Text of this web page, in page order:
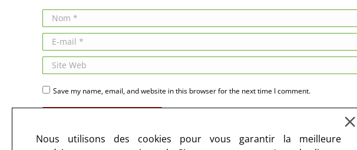
Nom *
E-mail *
Site Web
Save my name, email, and website in this browser for the next time I comment.
Nous utilisons des cookies pour vous garantir la meilleure